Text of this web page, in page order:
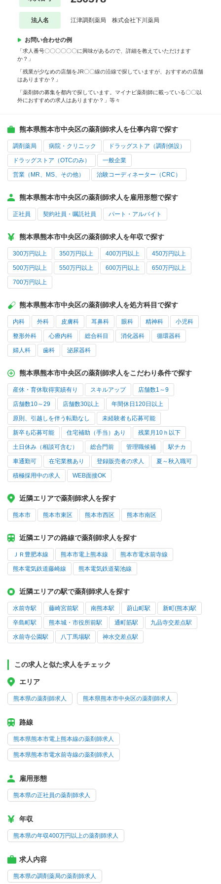
法人名 江津調剤薬局 株式会社下川薬局
お問い合わせの例
「求人番号〇〇〇〇〇〇に興味があるので、詳細を教えていただけます
か？」
「残業が少なめの店舗をJR〇〇線の沿線で探していますが、おすすめの店舗
はありますか？」
「薬剤師の募集を都内で探しています。マイナビ薬剤師に載っている〇〇以
外におすすめの求人はありますか？」等々
熊本県熊本市中央区の薬剤師求人を仕事内容で探す
調剤薬局 病院・クリニック ドラッグストア（調剤併設）
ドラッグストア（OTCのみ） 一般企業
営業（MR、MS、その他） 治験コーディネーター（CRC）
熊本県熊本市中央区の薬剤師求人を雇用形態で探す
正社員 契約社員・嘱託社員 パート・アルバイト
熊本県熊本市中央区の薬剤師求人を年収で探す
300万円以上 350万円以上 400万円以上 450万円以上
500万円以上 550万円以上 600万円以上 650万円以上
700万円以上
熊本県熊本市中央区の薬剤師求人を処方科目で探す
内科 外科 皮膚科 耳鼻科 眼科 精神科 小児科
整形外科 心療内科 総合科目 消化器科 循環器科
婦人科 歯科 泌尿器科
熊本県熊本市中央区の薬剤師求人をこだわり条件で探す
産休・育休取得実績有り スキルアップ 店舗数1～9
店舗数10～29 店舗数30以上 年間休日120日以上
原則、引越しを伴う転勤なし 未経験者も応募可能
新卒も応募可能 住宅補助（手当）あり 残業月10ｈ以下
土日休み（相談可含む） 総合門前 管理職候補 駅チカ
車通勤可 在宅業務あり 登録販売者の求人 夏～秋入職可
積極採用中の求人 WEB面接OK
近隣エリアで薬剤師求人を探す
熊本市 熊本市東区 熊本市西区 熊本市南区
近隣エリアの路線で薬剤師求人を探す
ＪＲ豊肥本線 熊本市電上熊本線 熊本市電水前寺線
熊本電気鉄道藤崎線 熊本電気鉄道菊池線
近隣エリアの駅で薬剤師求人を探す
水前寺駅 藤崎宮前駅 南熊本駅 蔚山町駅 新町(熊本)駅
辛島町駅 熊本城・市役所前駅 通町筋駅 九品寺交差点駅
水前寺公園駅 八丁馬場駅 神水交差点駅
この求人と似た求人をチェック
エリア
熊本県の薬剤師求人 熊本県熊本市中央区の薬剤師求人
路線
熊本県熊本市電上熊本線の薬剤師求人
熊本県熊本市電水前寺線の薬剤師求人
雇用形態
熊本県の正社員の薬剤師求人
年収
熊本県の年収400万円以上の薬剤師求人
求人内容
熊本県の調剤薬局の薬剤師求人